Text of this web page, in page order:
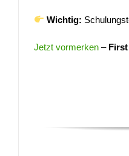
Wichtig:
Jetzt vormerken–